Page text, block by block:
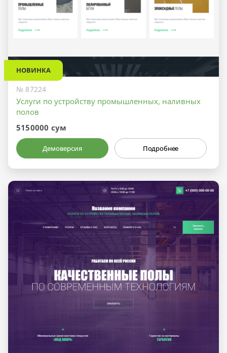
НОВИНКА
№ 87224
Услуги по устройству промышленных, наливных
полов
5150000 сум
Демоверсия Подробнее